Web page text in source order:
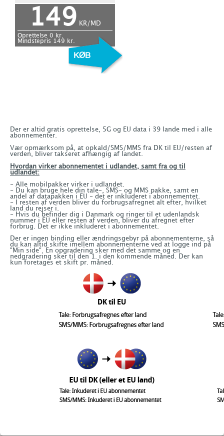
149 KR/MD
Oprettelse 0 kr.
Mindstepris 149 kr.
Der er altid gratis oprettelse, 5G og EU data i 39 lande med i alle
abonnementer.
Vær opmærksom på, at opkald/SMS/MMS fra DK til EU/resten af
verden, bliver takseret afhængig af landet.
Hvordan virker abonnementet i udlandet, samt fra og til
udlandet:
- Alle mobilpakker virker i udlandet.
- Du kan bruge hele din tale-, SMS- og MMS pakke, samt en
andel af datapakken i EU - det er inkluderet i abonnementet.
- I resten af verden bliver du forbrugsafregnet alt efter, hvilket
land du rejser i.
- Hvis du befinder dig i Danmark og ringer til et udenlandsk
nummer i EU eller resten af verden, bliver du afregnet efter
forbrug. Det er ikke inkluderet i abonnementet.
Der er ingen binding eller ændringsgebyr på abonnementerne, så
du kan altid skifte imellem abonnementerne ved at logge ind på
"Min side". En opgradering sker med det samme og en
nedgradering sker til den 1. i den kommende måned. Der kan
kun foretages et skift pr. måned.